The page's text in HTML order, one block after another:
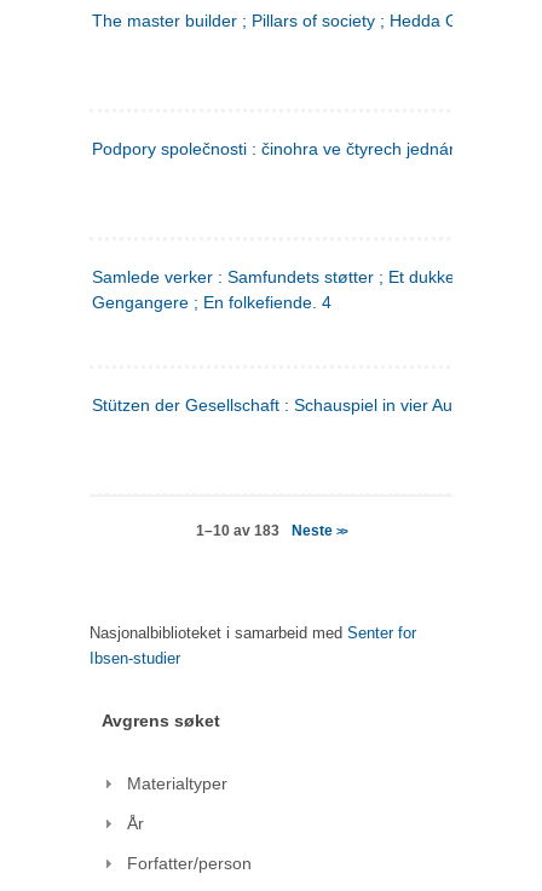
The master builder ; Pillars of society ; Hedda Gabler
Podpory společnosti : činohra ve čtyrech jednáních
Samlede verker : Samfundets støtter ; Et dukkehjem ;
Gengangere ; En folkefiende. 4
Stützen der Gesellschaft : Schauspiel in vier Aufzügen
1–10 av 183 Neste >>
Nasjonalbiblioteket i samarbeid med Senter for
Ibsen-studier
Avgrens søket
Materialtyper
År
Forfatter/person